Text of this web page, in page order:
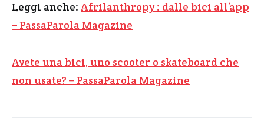
Leggi anche: Afrilanthropy : dalle bici all’app
– PassaParola Magazine
Avete una bici, uno scooter o skateboard che
non usate? – PassaParola Magazine